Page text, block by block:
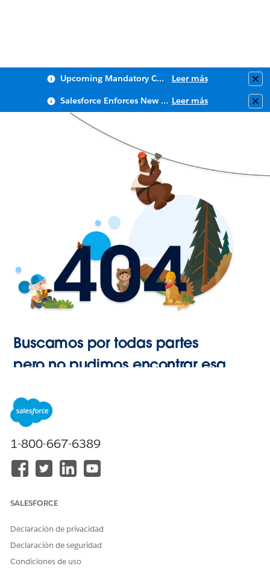
Upcoming Mandatory Changes to Public Key Infrastructure (PKI) Leer más
Salesforce Enforces New Security Requirements in Summer 2026 Leer más
Buscamos por todas partes
pero no pudimos encontrar esa
1-800-667-6389
SALESFORCE
Declaración de privacidad
Declaración de seguridad
Condiciones de uso